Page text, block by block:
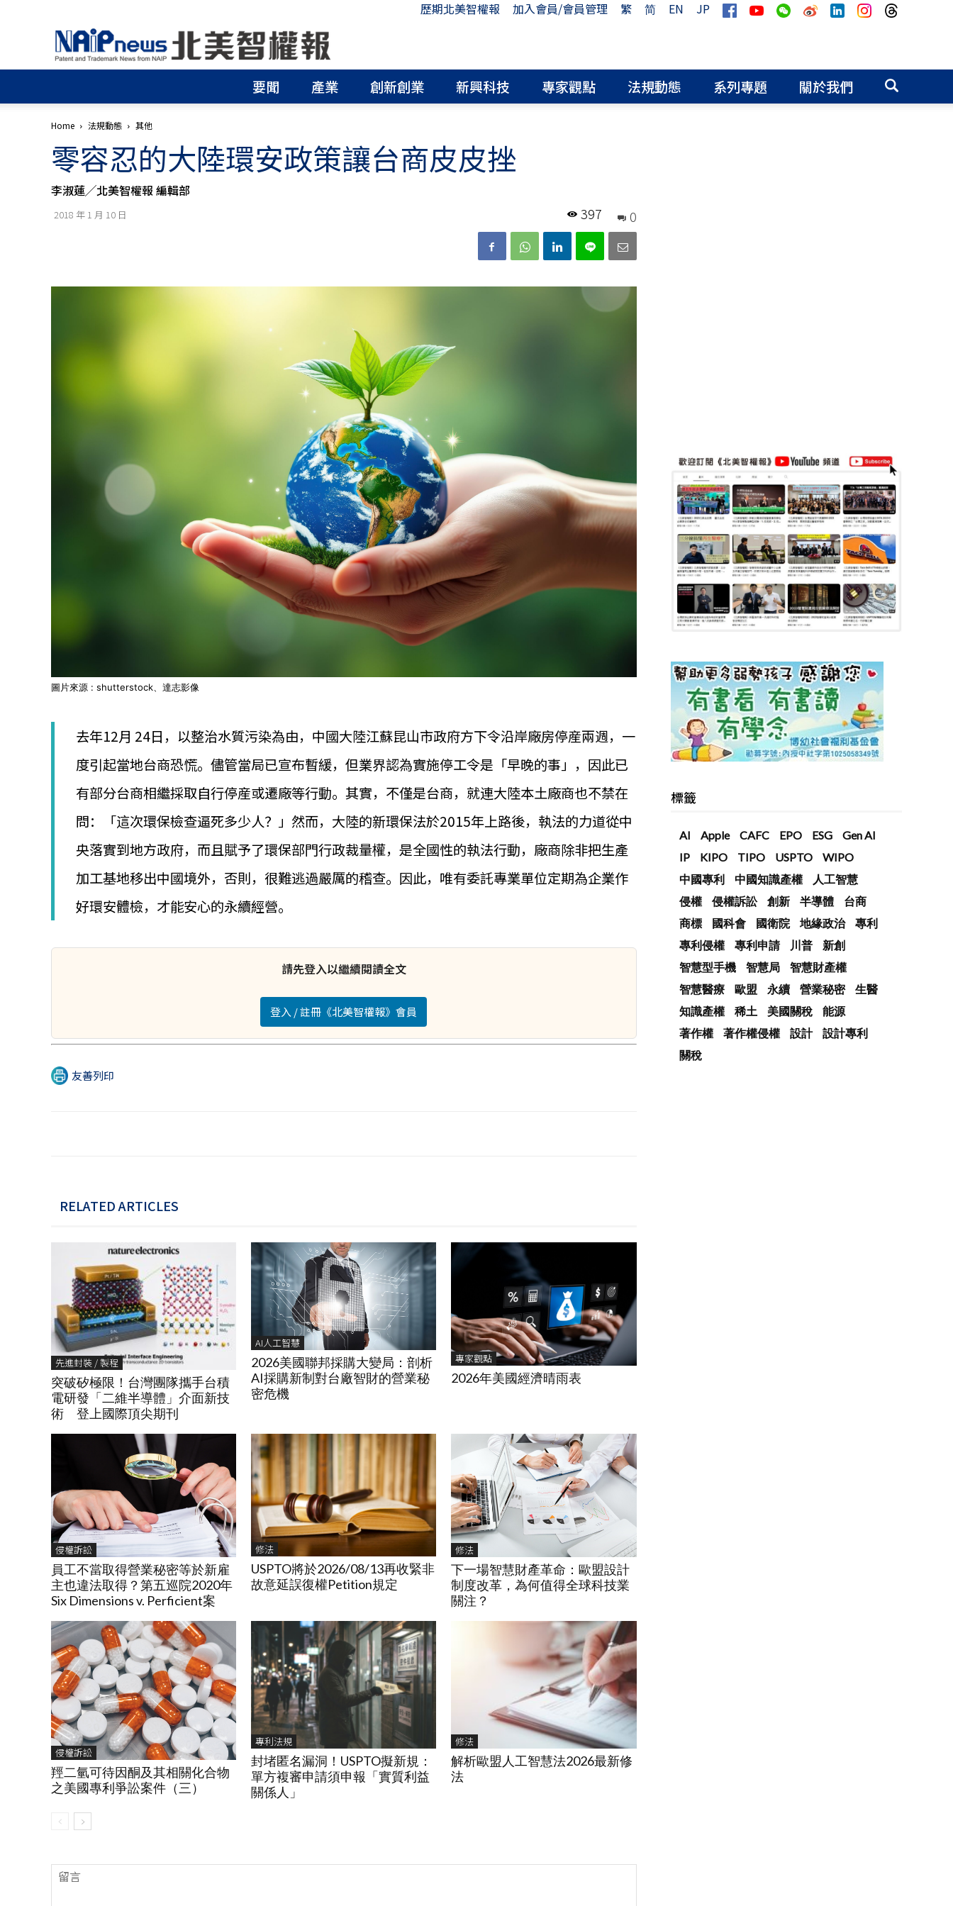
歷期北美智權報 加入會員/會員管理 繁 简 EN
JP
北
美
智
權
│
申
請
│
國
專
利
要聞 產業 創新創業 新興科技 專家觀點 法規動態 系列專題 關於我們
Home 法規動態 其他
零容忍的大陸環安政策讓台商皮皮挫
李淑蓮╱北美智權報 編輯部
2018 年 1 月 10 日 0
397
圖片來源 : shutterstock、達志影像
去年12月 24日，以整治水質污染為由，中國大陸江蘇昆山市政府方下令沿岸廠房停産兩週，一
度引起當地台商恐慌。儘管當局已宣布暫緩，但業界認為實施停工令是「早晚的事」，因此已
有部分台商相繼採取自行停産或遷廠等行動。其實，不僅是台商，就連大陸本土廠商也不禁在
問：「這次環保檢查逼死多少人？」然而，大陸的新環保法於2015年上路後，執法的力道從中
央落實到地方政府，而且賦予了環保部門行政裁量權，是全國性的執法行動，廠商除非把生產
加工基地移出中國境外，否則，很難逃過嚴厲的稽查。因此，唯有委託專業單位定期為企業作
好環安體檢，才能安心的永續經營。
請先登入以繼續閱讀全文
登入 / 註冊《北美智權報》會員
友善列印
RELATED ARTICLES
先進封裝 / 製程
突破矽極限！台灣團隊攜手台積
電研發「二維半導體」介面新技
術 登上國際頂尖期刊
AI人工智慧
2026美國聯邦採購大變局：剖析
AI採購新制對台廠智財的營業秘
密危機
專家觀點
2026年美國經濟晴雨表
侵權訴訟
員工不當取得營業秘密等於新雇
主也違法取得？第五巡院2020年
Six Dimensions v. Perficient案
修法
USPTO將於2026/08/13再收緊非
故意延誤復權Petition規定
修法
下一場智慧財產革命：歐盟設計
制度改革，為何值得全球科技業
關注？
侵權訴訟
羥二氫可待因酮及其相關化合物
之美國專利爭訟案件（三）
專利法規
封堵匿名漏洞！USPTO擬新規：
單方複審申請須申報「實質利益
關係人」
修法
解析歐盟人工智慧法2026最新修
法
標籤
AI Apple CAFC EPO ESG
Gen AI
IP
KIPO TIPO USPTO
WIPO
中國專利
中國知識產權
人工智慧
侵權
侵權訴訟 創新 半導體
台商
商標
國科會 國衛院 地緣政治
專利
專利侵權
專利申請 川普
新創
智慧型手機
智慧局
智慧財產權
智慧醫療
歐盟 永續 營業秘密
生醫
知識產權
稀土 美國關稅
能源
著作權
著作權侵權 設計
設計專利
關稅